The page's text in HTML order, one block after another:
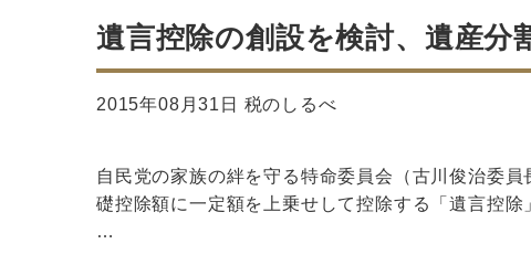
遺言控除の創設を検討、遺産分
2015年08月31日 税のしるべ
自民党の家族の絆を守る特命委員会（古川俊治委
礎控除額に一定額を上乗せして控除する「遺言控
…